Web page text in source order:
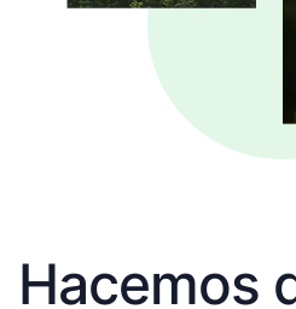
Hacemos